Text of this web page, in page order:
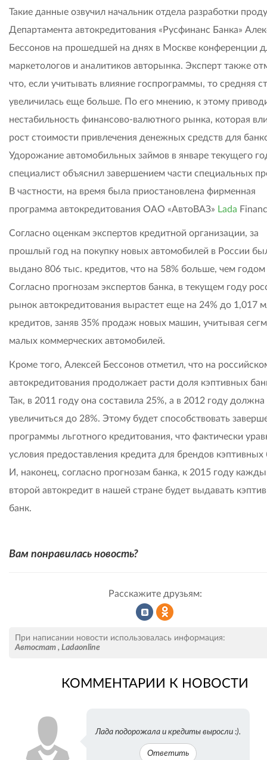
Такие данные озвучил начальник отдела разработки
Департамента автокредитования «Русфинанс Банка»
Бессонов на прошедшей на днях в Москве конференции
маркетологов и аналитиков авторынка. Эксперт также
что, если учитывать влияние госпрограммы, то средняя
увеличилась еще больше. По его мнению, к этому
нестабильность финансово-валютного рынка, которая
рост стоимости привлечения денежных средств для
Удорожание автомобильных займов в январе текущего
специалист объяснил завершением части специальных
В частности, на время была приостановлена фирменная
программа автокредитования ОАО «АвтоВАЗ» Lada
Согласно оценкам экспертов кредитной организации, за
прошлый год на покупку новых автомобилей в России
выдано 806 тыс. кредитов, что на 58% больше, чем годом
Согласно прогнозам экспертов банка, в текущем году
рынок автокредитования вырастет еще на 24% до 1,017
кредитов, заняв 35% продаж новых машин, учитывая
малых коммерческих автомобилей.
Кроме того, Алексей Бессонов отметил, что на
автокредитования продолжает расти доля кэптивных
Так, в 2011 году она составила 25%, а в 2012 году должна
увеличиться до 28%. Этому будет способствовать
программы льготного кредитования, что фактически
условия предоставления кредита для брендов кэптивных
И, наконец, согласно прогнозам банка, к 2015 году
второй автокредит в нашей стране будет выдавать
банк.
Вам понравилась новость?
Расскажите друзьям:
во
ВКонтактеОдноклассниках
При написании новости использовалась информация:
Автостат , Ladaonline
КОММЕНТАРИИ К НОВОСТИ
Лада подорожала и кредиты выросли :).
Ответить